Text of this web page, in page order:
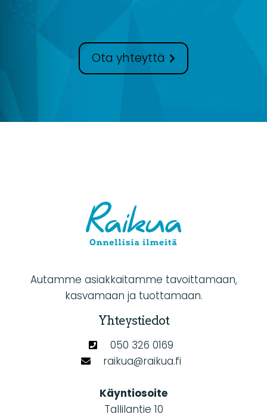
Ota yhteyttä
Autamme asiakkaitamme tavoittamaan,
kasvamaan ja tuottamaan.
Yhteystiedot
050 326 0169
raikua@raikua.fi
Käyntiosoite
Tallilantie 10